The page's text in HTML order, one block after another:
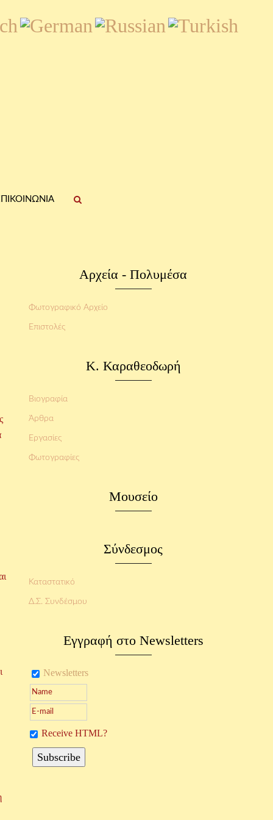
Αρχεία - Πολυμέσα
Φωτογραφικό Αρχείο
Επιστολές
Κ. Καραθεοδωρή
Βιογραφία
Άρθρα
Εργασίες
Φωτογραφίες
Μουσείο
Σύνδεσμος
Καταστατικό
Δ.Σ. Συνδέσμου
Εγγραφή στο Newsletters
Newsletters
Receive HTML?